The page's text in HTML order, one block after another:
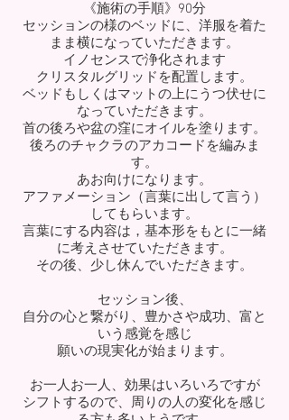
《施術の手順》90分
セッションの様のベッドに、洋服を着た
まま横になっていただきます。
イノセンスで浄化されます
クリスタルグリッドを配置します。
ベッドもしくはマットの上にうつ伏せに
なっていただきます。
首の後ろや盆の窪にオイルを塗ります。
後ろのチャクラのアカコードを編みま
す。
​あお向けになります。
アファメーション（言葉に出して言う）
してもらいます。
言葉にする内容は，基本形をもとに一緒
に考えさせていただきます。
その後、少し休んでいただきます。
セッション後、
自分の心と繋がり、豊かさや成功、富と
いう感覚を感じ
願いの現実化が始まります。
お一人お一人、効果はいろいろですが
シフトするので、​周りの人の変化を感じ